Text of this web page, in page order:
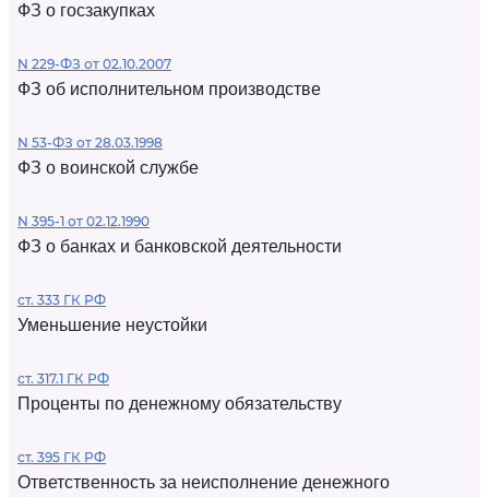
ФЗ о госзакупках
N 229-ФЗ от 02.10.2007
ФЗ об исполнительном производстве
N 53-ФЗ от 28.03.1998
ФЗ о воинской службе
N 395-1 от 02.12.1990
ФЗ о банках и банковской деятельности
ст. 333 ГК РФ
Уменьшение неустойки
ст. 317.1 ГК РФ
Проценты по денежному обязательству
ст. 395 ГК РФ
Ответственность за неисполнение денежного